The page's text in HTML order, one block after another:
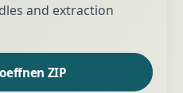
and extraction
ZIP